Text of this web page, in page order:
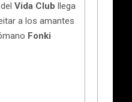
Vida Club llega
a los amantes
Fonki